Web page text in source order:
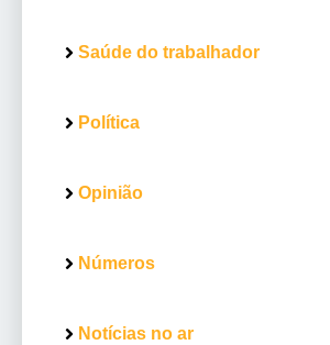
Saúde do trabalhador
Política
Opinião
Números
Notícias no ar